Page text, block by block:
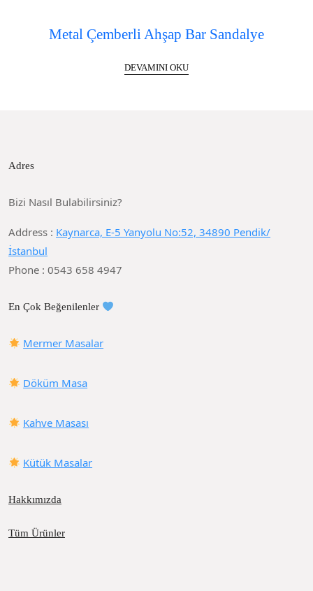
Metal Çemberli Ahşap Bar Sandalye
DEVAMINI OKU
Adres
Bizi Nasıl Bulabilirsiniz?
Address : Kaynarca, E-5 Yanyolu No:52, 34890 Pendik/
İstanbul
Phone : 0543 658 4947
En Çok Beğenilenler
Mermer Masalar
Döküm Masa
Kahve Masası
Kütük Masalar
Hakkımızda
Tüm Ürünler